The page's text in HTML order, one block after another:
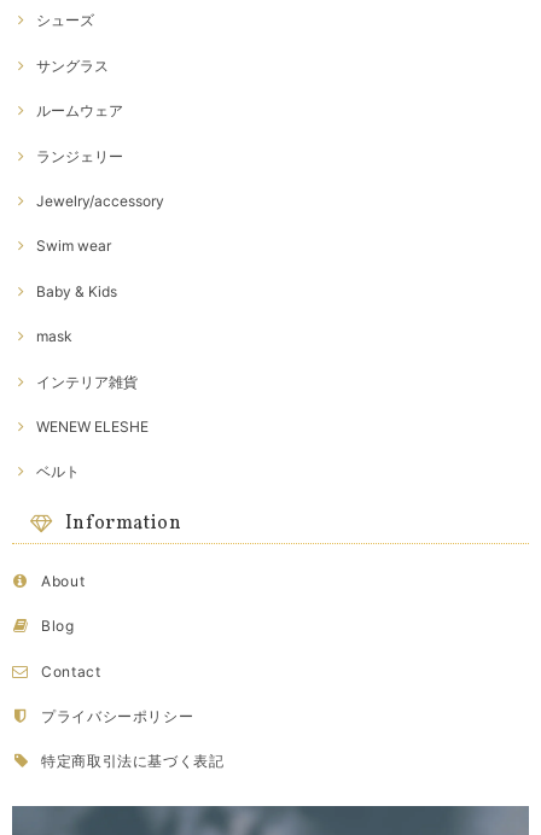
シューズ
サングラス
ルームウェア
ランジェリー
Jewelry/accessory
Swim wear
Baby & Kids
mask
インテリア雑貨
WENEW ELESHE
ベルト
Information
About
Blog
Contact
プライバシーポリシー
特定商取引法に基づく表記